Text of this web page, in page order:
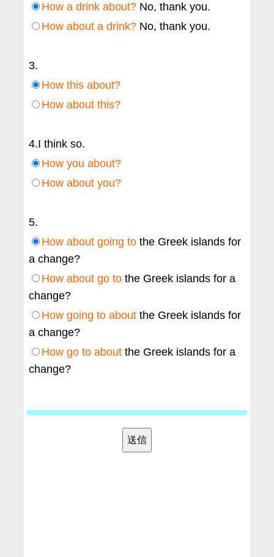
How a drink about? No, thank you.
How about a drink? No, thank you.
3.
How this about?
How about this?
4.I think so.
How you about?
How about you?
5.
How about going to the Greek islands for
a change?
How about go to the Greek islands for a
change?
How going to about the Greek islands for
a change?
How go to about the Greek islands for a
change?